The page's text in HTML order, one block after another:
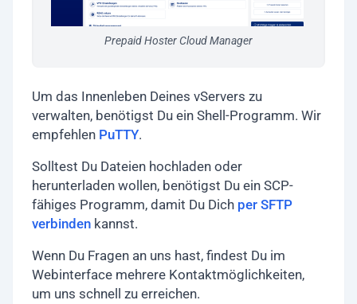
Prepaid Hoster Cloud Manager
Um das Innenleben Deines vServers zu
verwalten, benötigst Du ein Shell-Programm. Wir
empfehlen PuTTY.
Solltest Du Dateien hochladen oder
herunterladen wollen, benötigst Du ein SCP-
fähiges Programm, damit Du Dich per SFTP
verbinden kannst.
Wenn Du Fragen an uns hast, findest Du im
Webinterface mehrere Kontaktmöglichkeiten,
um uns schnell zu erreichen.